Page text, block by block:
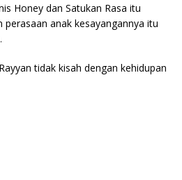
Honey dan Satukan Rasa itu
perasaan anak kesayangannya itu
tidak kisah dengan kehidupan